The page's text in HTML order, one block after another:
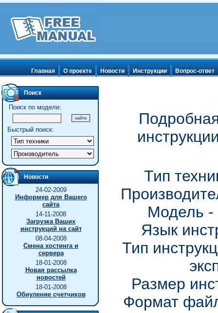
Главная О проекте Новости Инструкции Вопрос-ответ
Поиск
Поиск по модели:
Быстрый поиск:
Новости
24-02-2009
Информер для Вашего
сайта
14-11-2008
Загрузка Ваших
инструкций на сайт
08-04-2008
Смена хостинга и
сервера
18-01-2008
Новая рассылка
новостей
18-01-2008
Обнуление счетчиков
Тип
Модель -
Язык
Тип
Размер
Формат